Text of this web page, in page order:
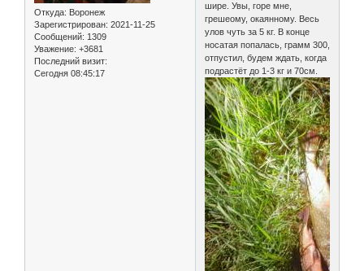
Откуда: Воронеж
Зарегистрирован: 2021-11-25
Сообщений: 1309
Уважение: +3681
Последний визит:
Сегодня 08:45:17
шире. Увы, горе мне,
грешеому, окаянному. Весь
улов чуть за 5 кг. В конце
носатая попалась, грамм 300,
отпустил, будем ждать, когда
подрастёт до 1-3 кг и 70см.